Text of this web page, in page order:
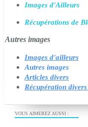
VOUS AIMEREZ AUSSI :
Images d'Ailleurs
Récupérations de
Autres images
Images d'ailleurs
Autres images
Articles divers
Récupération